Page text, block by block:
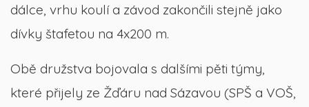
dálce, vrhu koulí a závod zakončili stejně jako
dívky štafetou na 4x200 m.
Obě družstva bojovala s dalšími pěti týmy,
které přijely ze Žďáru nad Sázavou (SPŠ a VOŠ,